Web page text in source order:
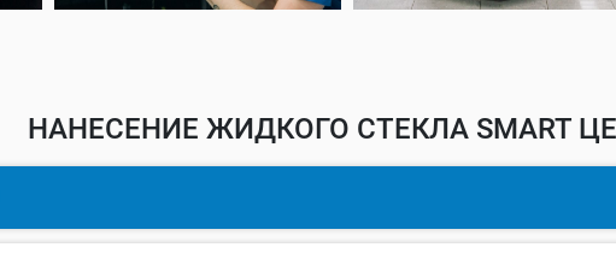
НАНЕСЕНИЕ ЖИДКОГО СТЕКЛА SMART